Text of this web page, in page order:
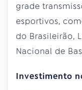
grade
esportivos,
do Brasileirão,
Nacional de
Investimento